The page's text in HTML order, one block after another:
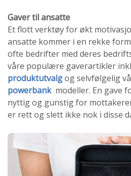
Gaver til ansatte
Et flott verktøy for økt
ansatte kommer i en rekke
ofte bedrifter med deres
våre populære gaverartikler
produktutvalgog selvfølgelig
powerbankmodeller. En gave
nyttig og gunstig for
er rett og slett ikke nok i disse